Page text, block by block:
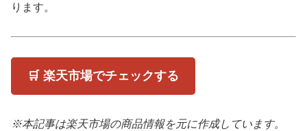
ります。
🛒 楽天市場でチェックする
※本記事は楽天市場の商品情報を元に作成しています。